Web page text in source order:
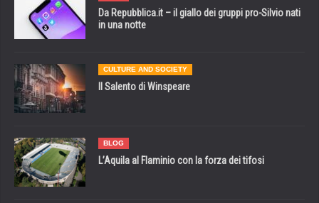
Da Repubblica.it – il giallo dei gruppi pro-Silvio nati
in una notte
CULTURE AND SOCIETY
Il Salento di Winspeare
BLOG
L’Aquila al Flaminio con la forza dei tifosi